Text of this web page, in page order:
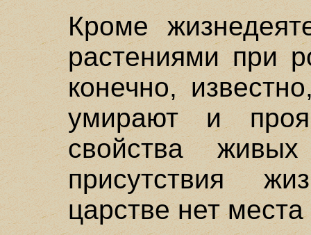
Кроме
растениями при
конечно,
умирают и
свойства
присутствия
царстве нет